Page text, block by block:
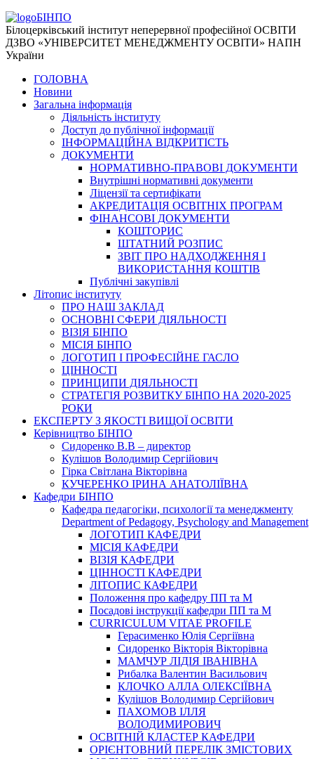
БІНПО
Білоцерківський інститут неперервної професійної ОСВІТИ
ДЗВО «УНІВЕРСИТЕТ МЕНЕДЖМЕНТУ ОСВІТИ» НАПН
України
ГОЛОВНА
Новини
Загальна інформація
Діяльність інституту
Доступ до публічної інформації
ІНФОРМАЦІЙНА ВІДКРИТІСТЬ
ДОКУМЕНТИ
НОРМАТИВНО-ПРАВОВІ ДОКУМЕНТИ
Внутрішні нормативні документи
Ліцензії та сертифікати
АКРЕДИТАЦІЯ ОСВІТНІХ ПРОГРАМ
ФІНАНСОВІ ДОКУМЕНТИ
КОШТОРИС
ШТАТНИЙ РОЗПИС
ЗВІТ ПРО НАДХОДЖЕННЯ І
ВИКОРИСТАННЯ КОШТІВ
Публічні закупівлі
Літопис інституту
ПРО НАШ ЗАКЛАД
ОСНОВНІ СФЕРИ ДІЯЛЬНОСТІ
ВІЗІЯ БІНПО
МІСІЯ БІНПО
ЛОГОТИП І ПРОФЕСІЙНЕ ГАСЛО
ЦІННОСТІ
ПРИНЦИПИ ДІЯЛЬНОСТІ
СТРАТЕГІЯ РОЗВИТКУ БІНПО НА 2020-2025
РОКИ
ЕКСПЕРТУ З ЯКОСТІ ВИЩОЇ ОСВІТИ
Керівництво БІНПО
Сидоренко В.В – директор
Кулішов Володимир Сергійович
Гірка Світлана Вікторівна
КУЧЕРЕНКО ІРИНА АНАТОЛІЇВНА
Кафедри БІНПО
Кафедра педагогіки, психології та менеджменту
Department of Pedagogy, Psychology and Management
ЛОГОТИП КАФЕДРИ
МІСІЯ КАФЕДРИ
ВІЗІЯ КАФЕДРИ
ЦІННОСТІ КАФЕДРИ
ЛІТОПИС КАФЕДРИ
Положення про кафедру ПП та М
Посадові інструкції кафедри ПП та М
CURRICULUM VITAE PROFILE
Герасименко Юлія Сергіївна
Сидоренко Вікторія Вікторівна
МАМЧУР ЛІДІЯ ІВАНІВНА
Рибалка Валентин Васильович
КЛОЧКО АЛЛА ОЛЕКСІЇВНА
Кулішов Володимир Сергійович
ПАХОМОВ ІЛЛЯ
ВОЛОДИМИРОВИЧ
ОСВІТНІЙ КЛАСТЕР КАФЕДРИ
ОРІЄНТОВНИЙ ПЕРЕЛІК ЗМІСТОВИХ